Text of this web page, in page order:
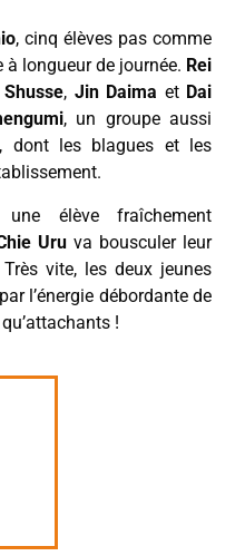
, cinq élèves pas comme
longueur de journée. Rei
, Jin Daima et Dai
, un groupe aussi
dont les blagues et les
élève fraîchement
Uru va bousculer leur
vite, les deux jeunes
l’énergie débordante de
!